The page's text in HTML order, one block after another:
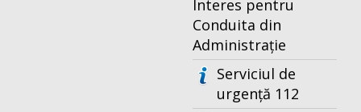
Interes pentru
Conduita din
Administrație
Serviciul de
urgență 112